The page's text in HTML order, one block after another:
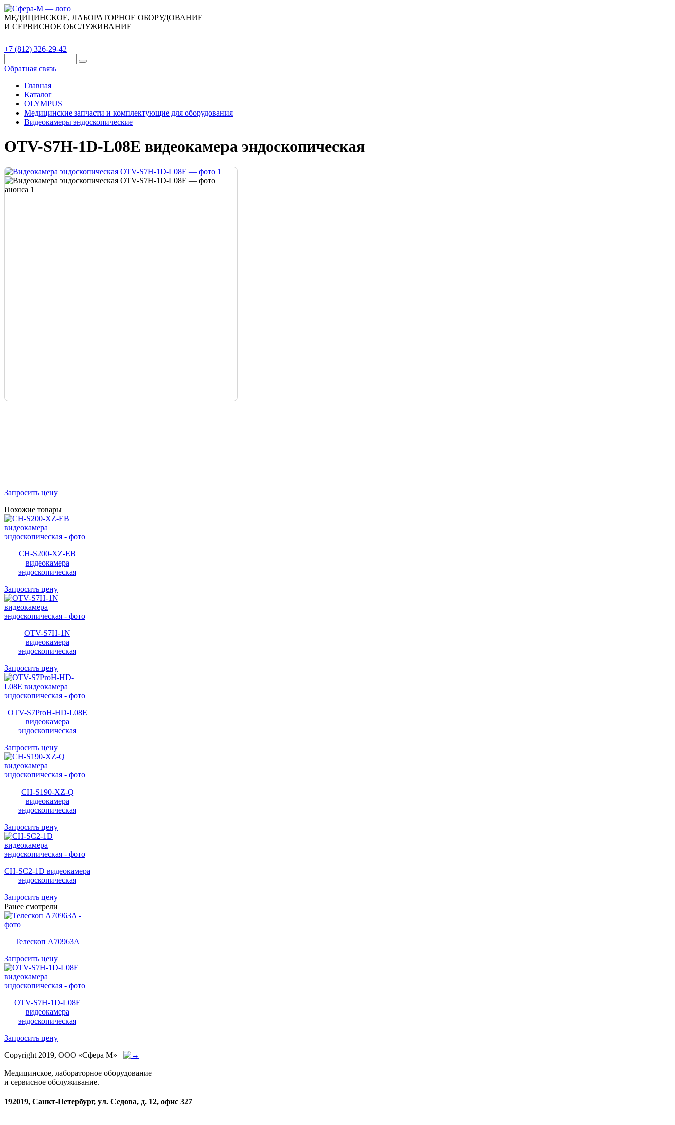
МЕДИЦИНСКОЕ, ЛАБОРАТОРНОЕ ОБОРУДОВАНИЕ
И СЕРВИСНОЕ ОБСЛУЖИВАНИЕ
+7 (812) 326-29-42
Обратная связь
Главная
Каталог
OLYMPUS
Медицинские запчасти и комплектующие для оборудования
Видеокамеры эндоскопические
OTV-S7H-1D-L08E видеокамера эндоскопическая
Запросить цену
Похожие товары
CH-S200-XZ-EB
видеокамера
эндоскопическая
Запросить цену
OTV-S7H-1N
видеокамера
эндоскопическая
Запросить цену
OTV-S7ProH-HD-L08E
видеокамера
эндоскопическая
Запросить цену
CH-S190-XZ-Q
видеокамера
эндоскопическая
Запросить цену
CH-SC2-1D видеокамера
эндоскопическая
Запросить цену
Ранее смотрели
Телескоп A70963A
Запросить цену
OTV-S7H-1D-L08E
видеокамера
эндоскопическая
Запросить цену
Copyright 2019, ООО «Сфера М»
Медицинское, лабораторное оборудование
и сервисное обслуживание.
192019, Санкт-Петербург, ул. Седова, д. 12, офис 327